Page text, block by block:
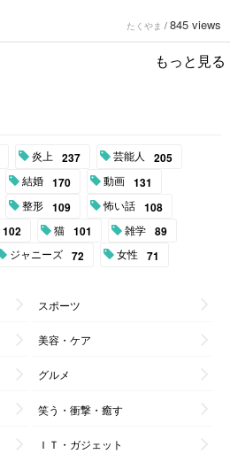
たくやま / 845 views
もっと見る
炎上 237 芸能人 205
結婚 170 動画 131
整形 109 怖い話 108
102 猫 101 雑学 89
ジャニーズ 72 女性 71
スポーツ
美容・ケア
グルメ
笑う・衝撃・癒す
ＩＴ・ガジェット